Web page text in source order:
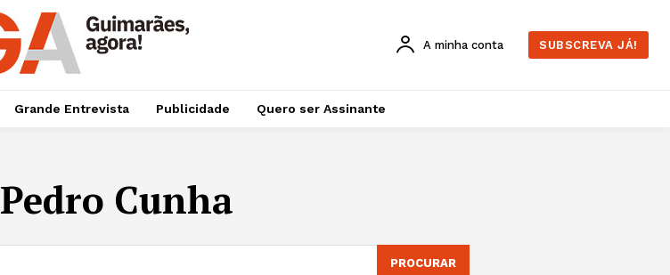
A minha conta SUBSCREVA JÁ!
Grande Entrevista Publicidade Quero ser Assinante
Pedro Cunha
PROCURAR